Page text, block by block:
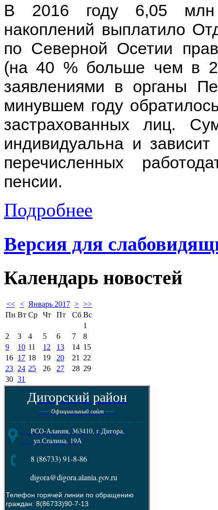
В 2016 году 6,05 млн
накоплений выплатило
по Северной Осетии
(на 40 % больше чем в
заявлениями в органы
минувшем году
застрахованных лиц.
индивидуальна и
перечисленных
пенсии.
Подробнее
Версия для
Календарь новостей
<< < Январь 2017 > >>
Пн Вт Ср Чт Пт Сб Вс
1
2
3 4 5 6 7
8
9
10 11 12 13 14 15
16 17 18 19 20 21
22
23 24 25 26 27 28 29
30 31
Дигорский район
---- Официальный сайт----
--------------------------------------------------------
РСО-Алания, 363410, г.Дигора,
ул.Сталина, 19А
8 (86733) 91-8-86
digora@digora.alania.gov.ru
Телефон горячей линии по обращению
граждан: 8(86733)90-7-13